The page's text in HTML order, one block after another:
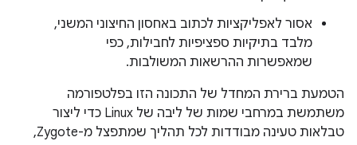
אסור לאפליקציות לכתוב באחסון החיצוני המשני,
מלבד בתיקיות ספציפיות לחבילות, כפי
שמאפשרות ההרשאות המשולבות.
הטמעת ברירת המחדל של התכונה הזו בפלטפורמה
משתמשת במרחבי שמות של ליבה של Linux כדי ליצור
טבלאות טעינה מבודדות לכל תהליך שמתפצל מ-Zygote,